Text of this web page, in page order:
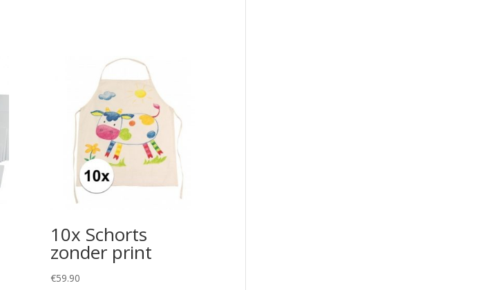
10x Schorts
zonder print
€59.90